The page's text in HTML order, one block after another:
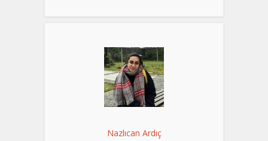
Nazlıcan Ardıç